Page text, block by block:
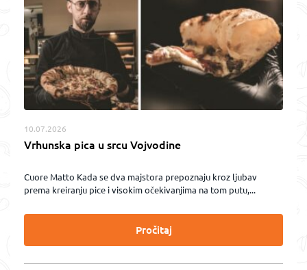
10.07.2026
Vrhunska pica u srcu Vojvodine
Cuore Matto Kada se dva majstora prepoznaju kroz ljubav
prema kreiranju pice i visokim očekivanjima na tom putu,...
Pročitaj